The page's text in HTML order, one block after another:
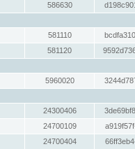
586630
581110
581120
5960020
24300406
24700109
24700404